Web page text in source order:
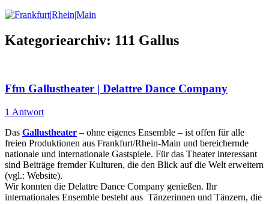
Kategoriearchiv: 111 Gallus
Ffm Gallustheater | Delattre Dance Company
1 Antwort
Das Gallustheater – ohne eigenes Ensemble – ist offen für alle
freien Produktionen aus Frankfurt/Rhein-Main und bereichernde
nationale und internationale Gastspiele. Für das Theater interessant
sind Beiträge fremder Kulturen, die den Blick auf die Welt erweitern
(vgl.: Website).
Wir konnten die Delattre Dance Company genießen. Ihr
internationales Ensemble besteht aus Tänzerinnen und Tänzern, die